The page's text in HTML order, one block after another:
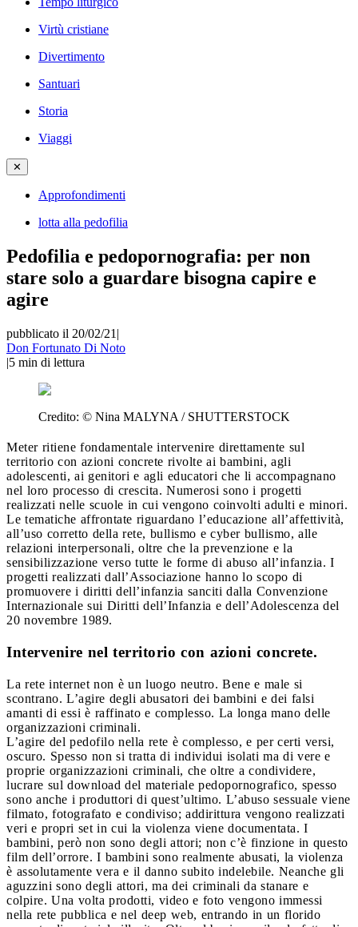
Virtù cristiane
Divertimento
Santuari
Storia
Viaggi
✕
Approfondimenti
lotta alla pedofilia
Pedofilia e pedopornografia: per non
stare solo a guardare bisogna capire e
agire
pubblicato il 20/02/21 |
Don Fortunato Di Noto
|5 min di lettura
Credito: © Nina MALYNA / SHUTTERSTOCK
Meter ritiene fondamentale intervenire direttamente sul
territorio con azioni concrete rivolte ai bambini, agli
adolescenti, ai genitori e agli educatori che li accompagnano
nel loro processo di crescita. Numerosi sono i progetti
realizzati nelle scuole in cui vengono coinvolti adulti e minori.
Le tematiche affrontate riguardano l’educazione all’affettività,
all’uso corretto della rete, bullismo e cyber bullismo, alle
relazioni interpersonali, oltre che la prevenzione e la
sensibilizzazione verso tutte le forme di abuso all’infanzia. I
progetti realizzati dall’Associazione hanno lo scopo di
promuovere i diritti dell’infanzia sanciti dalla Convenzione
Internazionale sui Diritti dell’Infanzia e dell’Adolescenza del
20 novembre 1989.
Intervenire nel territorio con azioni concrete.
La rete internet non è un luogo neutro. Bene e male si
scontrano. L’agire degli abusatori dei bambini e dei falsi
amanti di essi è raffinato e complesso. La longa mano delle
organizzazioni criminali.
L’agire del pedofilo nella rete è complesso, e per certi versi,
oscuro. Spesso non si tratta di individui isolati ma di vere e
proprie organizzazioni criminali, che oltre a condividere,
lucrare sul download del materiale pedopornografico, spesso
sono anche i produttori di quest’ultimo. L’abuso sessuale viene
filmato, fotografato e condiviso; addirittura vengono realizzati
veri e propri set in cui la violenza viene documentata. I
bambini, però non sono degli attori; non c’è finzione in questo
film dell’orrore. I bambini sono realmente abusati, la violenza
è assolutamente vera e il danno subito indelebile. Neanche gli
aguzzini sono degli attori, ma dei criminali da stanare e
colpire. Una volta prodotti, video e foto vengono immessi
nella rete pubblica e nel deep web, entrando in un florido